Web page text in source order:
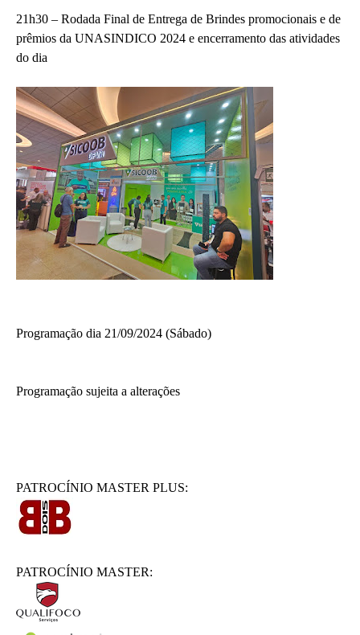
21h30 – Rodada Final de Entrega de Brindes promocionais e de
prêmios da UNASINDICO 2024 e encerramento das atividades
do dia
Programação dia 21/09/2024 (Sábado)
Programação sujeita a alterações
PATROCÍNIO MASTER PLUS:
PATROCÍNIO MASTER: